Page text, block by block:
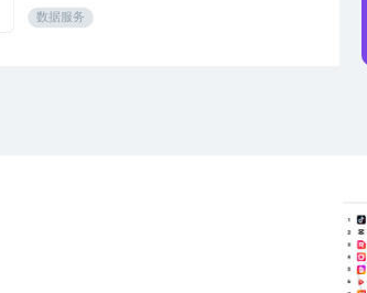
策略，帮助品牌、发行商以及投资者在移
动和数字生态系统中脱颖而出。Data.ai,前
数据服务